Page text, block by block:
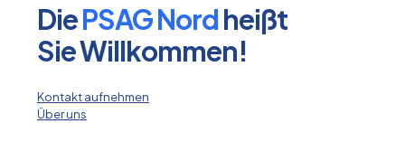
DiePSAG Nordheißt
Sie Willkommen!
Kontakt aufnehmen
Über uns